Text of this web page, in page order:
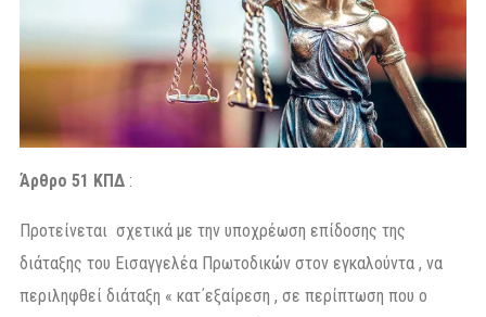
Άρθρο 51 ΚΠΔ :
Προτείνεται σχετικά με την υποχρέωση επίδοσης της
διάταξης του Εισαγγελέα Πρωτοδικών στον εγκαλούντα , να
περιληφθεί διάταξη « κατ΄εξαίρεση , σε περίπτωση που ο